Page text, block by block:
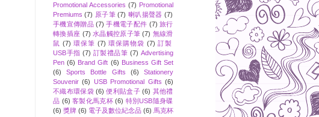
Promotional Accessories (7) Promotional
Premiums (7) 原子筆 (7) 喇叭揚聲器 (7)
手機宣傳贈品 (7) 手機電子配件 (7) 旅行
轉換插座 (7) 水晶觸控原子筆 (7) 無線滑
鼠 (7) 環保筆 (7) 環保購物袋 (7) 訂製
USB手指 (7) 訂製禮品筆 (7) Advertising
Pen (6) Brand Gift (6) Business Gift Set
(6)
Sports Bottle Gifts (6)
Stationery
Souvenir (6) USB Promotional Gifts (6)
不織布環保袋 (6) 便利貼盒子 (6) 其他禮
品 (6) 客製化馬克杯 (6) 特別USB隨身碟
(6) 獎牌 (6) 電子及數位紀念品 (6) 馬克杯